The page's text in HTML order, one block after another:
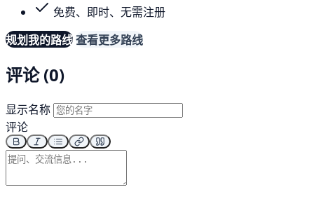
免费、即时、无需注册
规划我的路线查看更多路线
评论 (0)
显示名称
评论